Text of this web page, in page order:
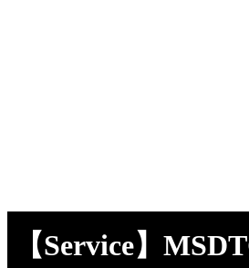
【Service】